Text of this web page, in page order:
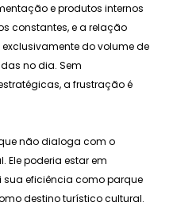
e produtos internos
constantes, e a relação
do volume de
no dia. Sem
a frustração é
não dialoga com o
Ele poderia estar em
eficiência como parque
destino turístico cultural.